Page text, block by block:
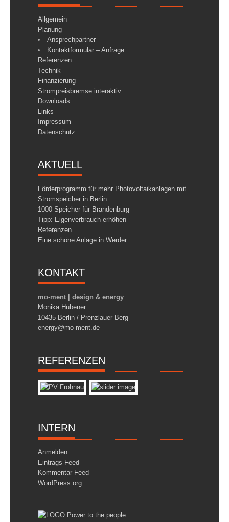
Allgemein
Planung
Ansprechpartner
Kontaktformular – Anfrage
Referenzen
Technik
Finanzierung
Strompreisbremse interaktiv
Downloads
Links
Impressum
Datenschutz
AKTUELL
Förderprogramm für mehr Photovoltaikanlagen mit
Stromspeicher in Berlin
1000 Speicher für Brandenburg
Tipp: Eigenverbrauch erhöhen
Referenzen
Eine schöne Anlage in Werder
KONTAKT
mo-ment | design & energy
Monika Hübener
10435 Berlin / Prenzlauer Berg
energy@mo-ment.de
REFERENZEN
INTERN
Anmelden
Eintrags-Feed
Kommentar-Feed
WordPress.org